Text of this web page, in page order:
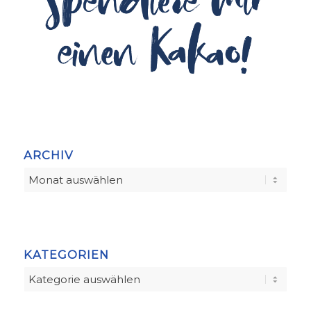
ARCHIV
KATEGORIEN
Kategorien